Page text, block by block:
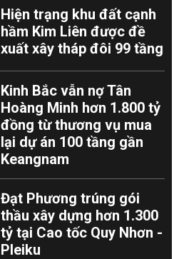
Hiện trạng khu đất cạnh
hầm Kim Liên được đề
xuất xây tháp đôi 99 tầng
Kinh Bắc vẫn nợ Tân
Hoàng Minh hơn 1.800 tỷ
đồng từ thương vụ mua
lại dự án 100 tầng gần
Keangnam
Đạt Phương trúng gói
thầu xây dựng hơn 1.300
tỷ tại Cao tốc Quy Nhơn -
Pleiku